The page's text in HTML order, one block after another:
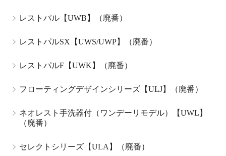
レストパル【UWB】（廃番）
レストパルSX【UWS/UWP】（廃番）
レストパルF【UWK】（廃番）
フローティングデザインシリーズ【ULJ】（廃番）
ネオレスト手洗器付（ワンデーリモデル）【UWL】
（廃番）
セレクトシリーズ【ULA】（廃番）